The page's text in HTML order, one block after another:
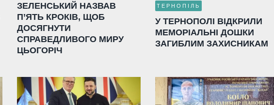
ЗЕЛЕНСЬКИЙ НАЗВАВ
П’ЯТЬ КРОКІВ, ЩОБ
ДОСЯГНУТИ
СПРАВЕДЛИВОГО МИРУ
ЦЬОГОРІЧ
ТЕРНОПІЛЬ
У ТЕРНОПОЛІ ВІДКРИЛИ
МЕМОРІАЛЬНІ ДОШКИ
ЗАГИБЛИМ ЗАХИСНИКАМ